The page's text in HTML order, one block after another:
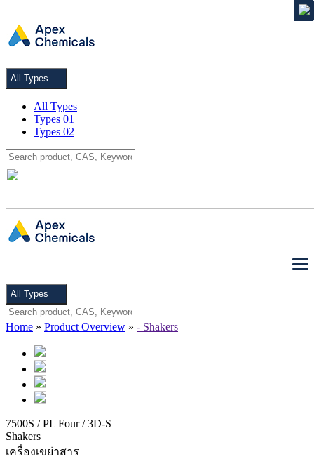
All Types
All Types
Types 01
Types 02
All Types
Home » Product Overview » - Shakers
7500S / PL Four / 3D-S
Shakers
เครื่องเขย่าสาร